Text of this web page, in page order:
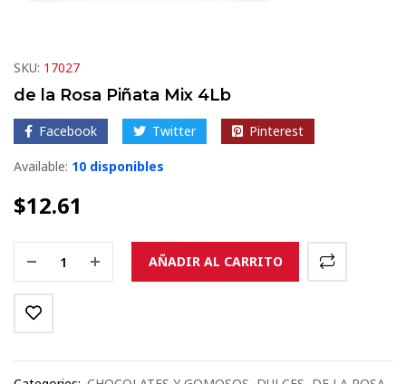
SKU: 17027
de la Rosa Piñata Mix 4Lb
Facebook Twitter Pinterest
Available: 10 disponibles
$12.61
AÑADIR AL CARRITO